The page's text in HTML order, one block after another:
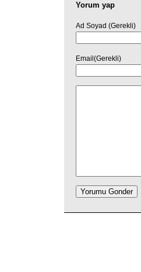
Yorum yap
Ad Soyad (Gerekli)
Email(Gerekli)